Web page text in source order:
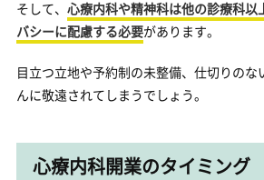
そして、 心療内科や精神科は他の診療科以
バシーに配慮する必要があります。
目立つ立地や予約制の未整備、仕切りのな
んに敬遠されてしまうでしょう。
心療内科開業のタイミング